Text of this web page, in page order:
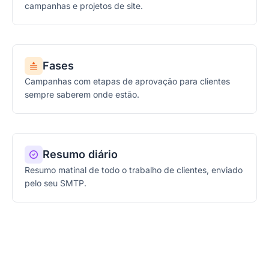
campanhas e projetos de site.
Fases
Campanhas com etapas de aprovação para clientes
sempre saberem onde estão.
Resumo diário
Resumo matinal de todo o trabalho de clientes, enviado
pelo seu SMTP.